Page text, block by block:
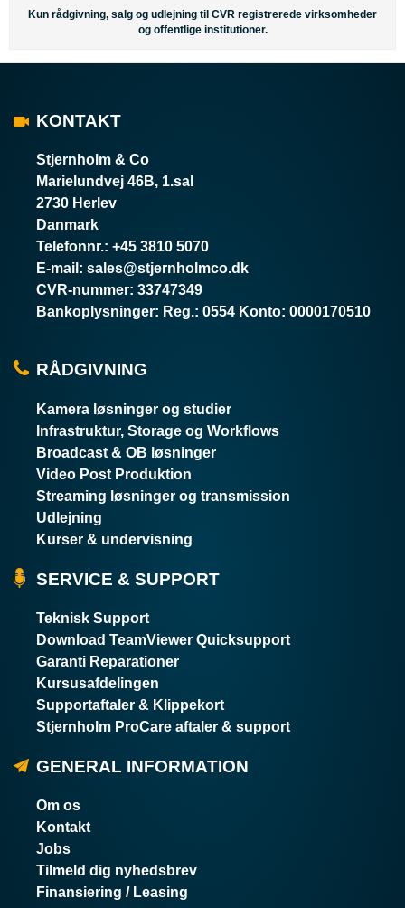
Kun rådgivning, salg og udlejning til CVR registrerede virksomheder
og offentlige institutioner.
KONTAKT
Stjernholm & Co
Marielundvej 46B, 1.sal
2730 Herlev
Danmark
Telefonnr.: +45 3810 5070
E-mail : sales@stjernholmco.dk
CVR-nummer: 33747349
Bankoplysninger: Reg.: 0554 Konto: 0000170510
RÅDGIVNING
Kamera løsninger og studier
Infrastruktur, Storage og Workflows
Broadcast & OB løsninger
Video Post Produktion
Streaming løsninger og transmission
Udlejning
Kurser & undervisning
SERVICE & SUPPORT
Teknisk Support
Download TeamViewer Quicksupport
Garanti Reparationer
Kursusafdelingen
Supportaftaler & Klippekort
Stjernholm ProCare aftaler & support
GENERAL INFORMATION
Om os
Kontakt
Jobs
Tilmeld dig nyhedsbrev
Finansiering / Leasing